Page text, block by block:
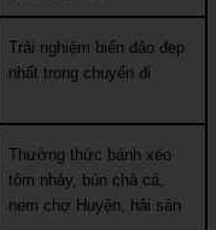
Trải nghiệm biển đảo đẹp
nhất trong chuyến đi
Thưởng thức bánh xèo
tôm nhảy, bún chả cá,
nem chợ Huyện, hải sản